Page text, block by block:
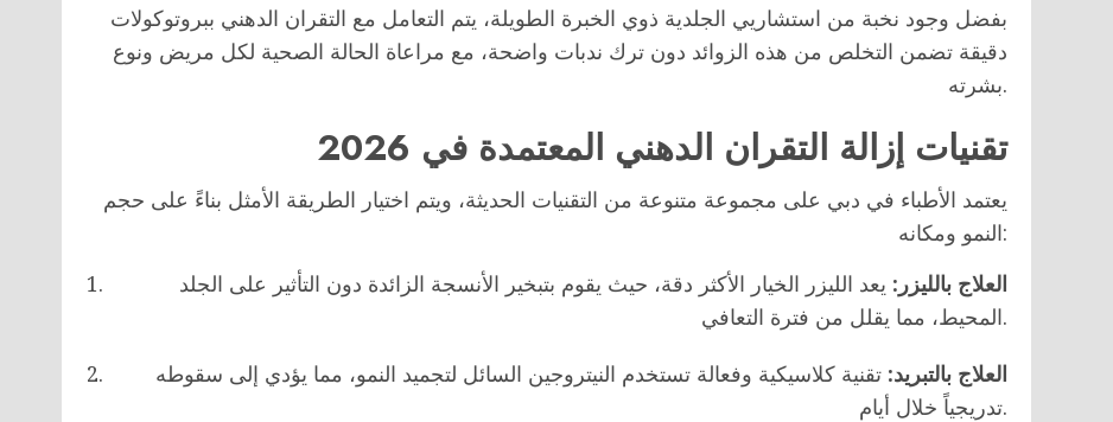
بفضل وجود نخبة من استشاريي الجلدية ذوي الخبرة الطويلة، يتم التعامل مع التقران الدهني ببروتوكولات
دقيقة تضمن التخلص من هذه الزوائد دون ترك ندبات واضحة، مع مراعاة الحالة الصحية لكل مريض ونوع
بشرته.
تقنيات إزالة التقران الدهني المعتمدة في 2026
يعتمد الأطباء في دبي على مجموعة متنوعة من التقنيات الحديثة، ويتم اختيار الطريقة الأمثل بناءً على حجم
النمو ومكانه:
العلاج بالليزر: يعد الليزر الخيار الأكثر دقة، حيث يقوم بتبخير الأنسجة الزائدة دون التأثير على الجلد
المحيط، مما يقلل من فترة التعافي.
العلاج بالتبريد: تقنية كلاسيكية وفعالة تستخدم النيتروجين السائل لتجميد النمو، مما يؤدي إلى سقوطه
تدريجياً خلال أيام.